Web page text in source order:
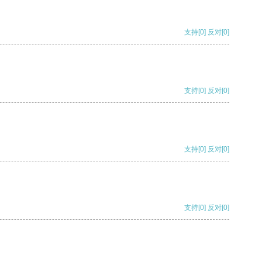
支持[0] 反对[0]
支持[0] 反对[0]
支持[0] 反对[0]
支持[0] 反对[0]